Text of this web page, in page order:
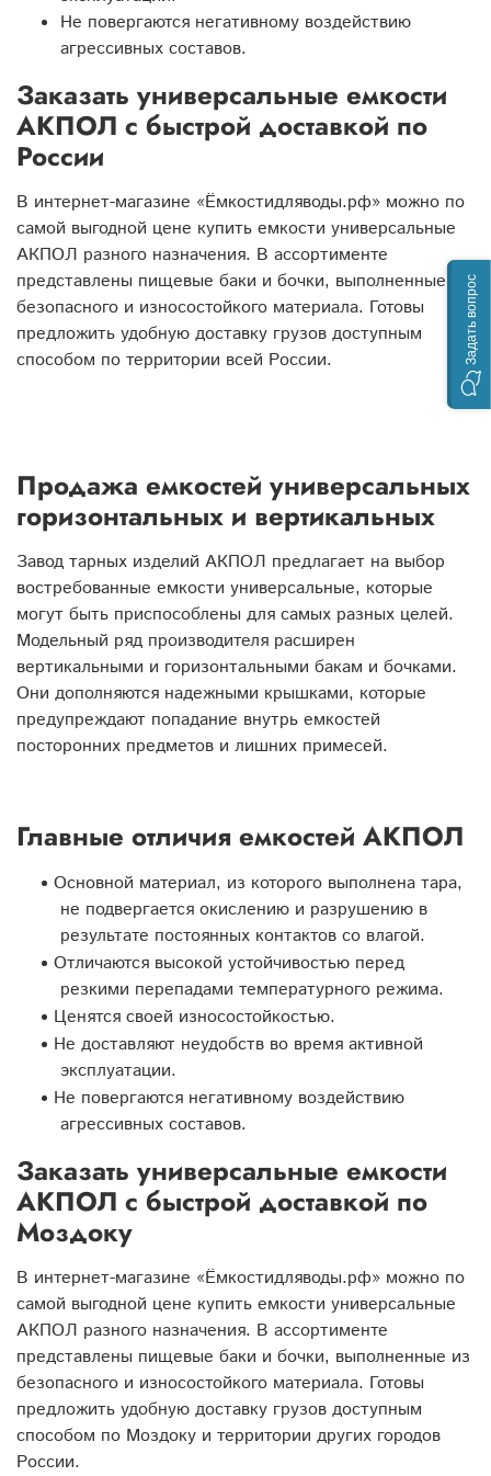
Не повергаются негативному воздействию
агрессивных составов.
Заказать универсальные емкости
АКПОЛ с быстрой доставкой по
России
В интернет-магазине «Ёмкостидляводы.рф» можно по
самой выгодной цене купить емкости универсальные
АКПОЛ разного назначения. В ассортименте
представлены пищевые баки и бочки, выполненные из
безопасного и износостойкого материала. Готовы
предложить удобную доставку грузов доступным
способом по территории всей России.
Продажа емкостей универсальных
горизонтальных и вертикальных
Завод тарных изделий АКПОЛ предлагает на выбор
востребованные емкости универсальные, которые
могут быть приспособлены для самых разных целей.
Модельный ряд производителя расширен
вертикальными и горизонтальными бакам и бочками.
Они дополняются надежными крышками, которые
предупреждают попадание внутрь емкостей
посторонних предметов и лишних примесей.
Главные отличия емкостей АКПОЛ
Основной материал, из которого выполнена тара,
не подвергается окислению и разрушению в
результате постоянных контактов со влагой.
Отличаются высокой устойчивостью перед
резкими перепадами температурного режима.
Ценятся своей износостойкостью.
Не доставляют неудобств во время активной
эксплуатации.
Не повергаются негативному воздействию
агрессивных составов.
Заказать универсальные емкости
АКПОЛ с быстрой доставкой по
Моздоку
В интернет-магазине «Ёмкостидляводы.рф» можно по
самой выгодной цене купить емкости универсальные
АКПОЛ разного назначения. В ассортименте
представлены пищевые баки и бочки, выполненные из
безопасного и износостойкого материала. Готовы
предложить удобную доставку грузов доступным
способом по Моздоку и территории других городов
России.
Задать вопрос